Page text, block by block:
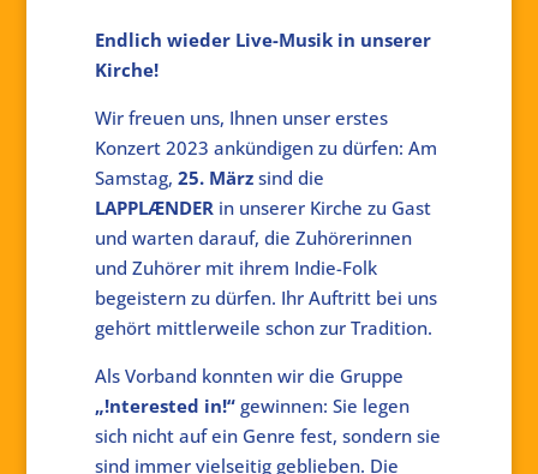
Endlich wieder Live-Musik in unserer
Kirche!
Wir freuen uns, Ihnen unser erstes
Konzert 2023 ankündigen zu dürfen: Am
Samstag, 25. Märzsind die
LAPPLÆNDERin unserer Kirche zu Gast
und warten darauf, die Zuhörerinnen
und Zuhörer mit ihrem Indie-Folk
begeistern zu dürfen. Ihr Auftritt bei uns
gehört mittlerweile schon zur Tradition.
Als Vorband konnten wir die Gruppe
„!nterested in!“gewinnen: Sie legen
sich nicht auf ein Genre fest, sondern sie
sind immer vielseitig geblieben. Die